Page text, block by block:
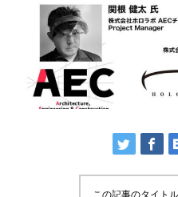
この記事のタイト